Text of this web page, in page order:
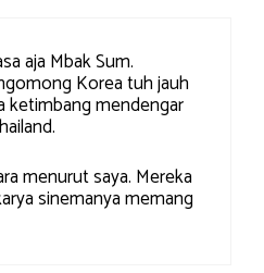
aja Mbak Sum.
Korea tuh jauh
ketimbang mendengar
menurut saya. Mereka
sinemanya memang